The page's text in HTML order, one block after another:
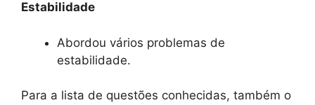
Estabilidade
Abordou vários problemas de
estabilidade.
Para a lista de questões conhecidas, também o